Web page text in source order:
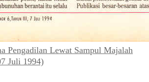
Pengadilan Lewat Sampul Majalah
Juli 1994)